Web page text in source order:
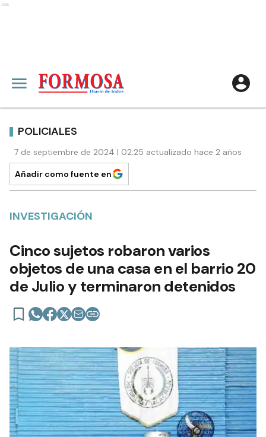
Ads
POLICIALES
7 de septiembre de 2024 | 02:25 actualizado hace 2 años
Añadir como fuente en
INVESTIGACIÓN
Cinco sujetos robaron varios
objetos de una casa en el barrio 20
de Julio y terminaron detenidos